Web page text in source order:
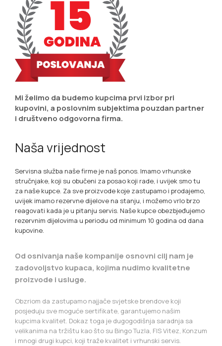
Mi želimo da budemo kupcima prvi izbor pri
kupovini, a poslovnim subjektima pouzdan partner
i društveno odgovorna firma.
Naša vrijednost
Servisna služba naše firme je naš ponos. Imamo vrhunske
stručnjake, koji su obučeni za posao koji rade, i uvijek smo tu
za naše kupce. Za sve proizvode koje zastupamo i prodajemo,
uvijek imamo rezervne dijelove na stanju, i možemo vrlo brzo
reagovati kada je u pitanju servis. Naše kupce obezbjeđujemo
rezervnim dijelovima u periodu od minimum 10 godina od dana
kupovine.
Od osnivanja naše kompanije osnovni cilj nam je
zadovoljstvo kupaca, kojima nudimo kvalitetne
proizvode i usluge.
Obzriom da zastupamo najjače svjetske brendove koji
posjeduju sve moguće sertifikate, garantujemo našim
kupcima kvalitet. Dokaz toga je dugogodišnja saradnja sa
velikanima na tržištu kao što su Bingo Tuzla, FIS Vitez, Konzum
i mnogi drugi kupci, koji traže kvalitet i vrhunski servis.